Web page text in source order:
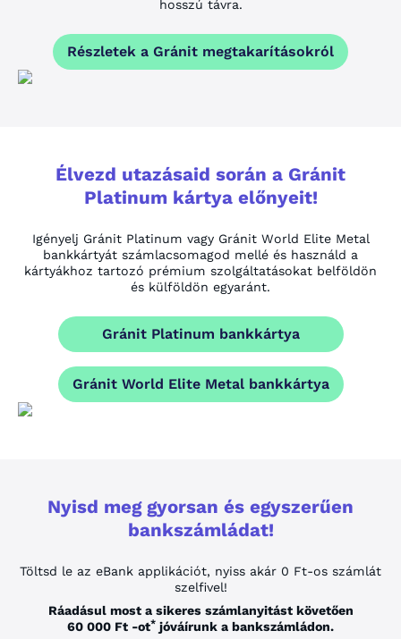
hosszú távra.
Részletek a Gránit megtakarításokról
Élvezd utazásaid során a Gránit
Platinum kártya előnyeit!
Igényelj Gránit Platinum vagy Gránit World Elite Metal
bankkártyát számlacsomagod mellé és használd a
kártyákhoz tartozó prémium szolgáltatásokat belföldön
és külföldön egyaránt.
Gránit Platinum bankkártya
Gránit World Elite Metal bankkártya
Nyisd meg gyorsan és egyszerűen
bankszámládat!
Töltsd le az eBank applikációt, nyiss akár 0 Ft-os számlát
szelfivel!
Ráadásul most a sikeres számlanyitást követően
60 000 Ft -ot* jóváírunk a bankszámládon.